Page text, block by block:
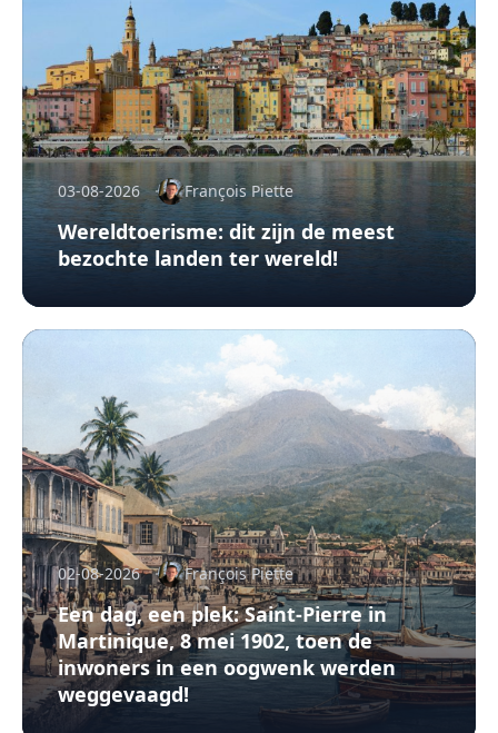
03-08-2026 François Piette
Wereldtoerisme: dit zijn de meest
bezochte landen ter wereld!
02-08-2026 François Piette
Een dag, een plek: Saint-Pierre in
Martinique, 8 mei 1902, toen de
inwoners in een oogwenk werden
weggevaagd!